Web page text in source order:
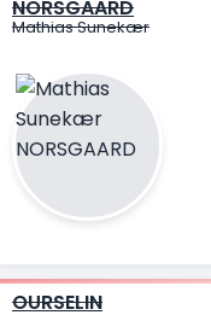
NORSGAARD
Mathias Sunekær
OURSELIN